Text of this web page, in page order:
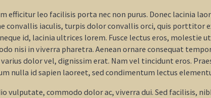
efficitur leo facilisis porta nec non purus. Donec lacinia
convallis iaculis, turpis dolor convallis orci, quis porttitor
id, lacinia ultrices lorem. Fusce lectus eros, molestie
nisi in viverra pharetra. Aenean ornare consequat
dolor vel, dignissim erat. Nam vel tincidunt eros.
nulla id sapien laoreet, sed condimentum lectus
vulputate, commodo dolor ac, viverra dui. Sed facilisis,